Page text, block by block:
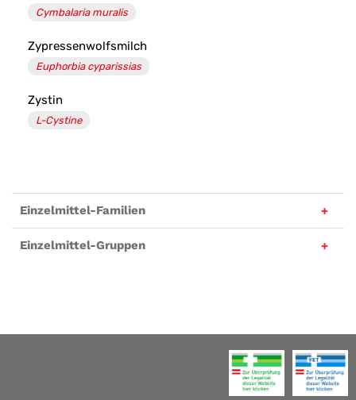
Cymbalaria muralis
Zypressenwolfsmilch
Euphorbia cyparissias
Zystin
L-Cystine
Einzelmittel-Familien
Einzelmittel-Gruppen